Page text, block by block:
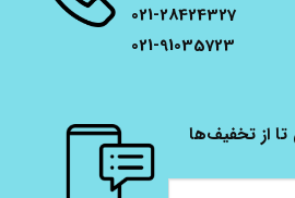
021-28424327
021-91035723
تا از تخفیف‌ها